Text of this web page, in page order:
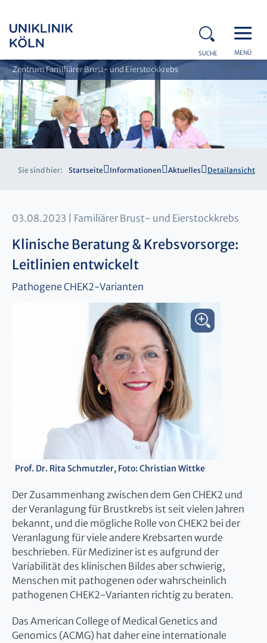
SUCHE MENÜ
Zentrum Familiärer Brust- und Eierstockkrebs
Sie sind hier: Startseite Informationen Aktuelles Detailansicht
03.08.2023 Familiärer Brust- und Eierstockkrebs
Klinische Beratung & Krebsvorsorge:
Leitlinien entwickelt
Pathogene CHEK2-Varianten
Prof. Dr. Rita Schmutzler, Foto: Christian Wittke
Der Zusammenhang zwischen dem Gen CHEK2 und
der Veranlagung für Brustkrebs ist seit vielen Jahren
bekannt, und die mögliche Rolle von CHEK2 bei der
Veranlagung für viele andere Krebsarten wurde
beschrieben. Für Mediziner ist es aufgrund der
Variabilität des klinischen Bildes aber schwierig,
Menschen mit pathogenen oder wahrscheinlich
pathogenen CHEK2-Varianten richtig zu beraten.
Das American College of Medical Genetics and
Genomics (ACMG) hat daher eine internationale